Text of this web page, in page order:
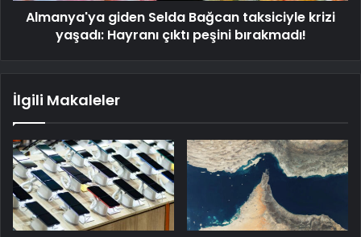
Almanya'ya giden Selda Bağcan taksiciyle krizi
yaşadı: Hayranı çıktı peşini bırakmadı!
İlgili Makaleler